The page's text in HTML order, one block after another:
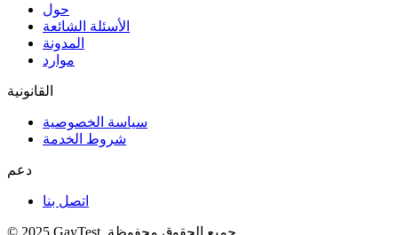
حول
الأسئلة الشائعة
المدونة
موارد
القانونية
سياسة الخصوصية
شروط الخدمة
دعم
اتصل بنا